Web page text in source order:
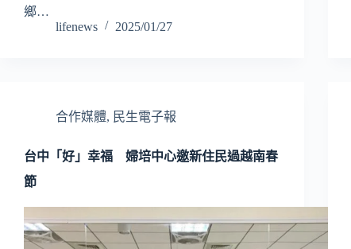
鄉…
lifenews
2025/01/27
合作媒體, 民生電子報
台中「好」幸福 婦培中心邀新住民過越南春
節